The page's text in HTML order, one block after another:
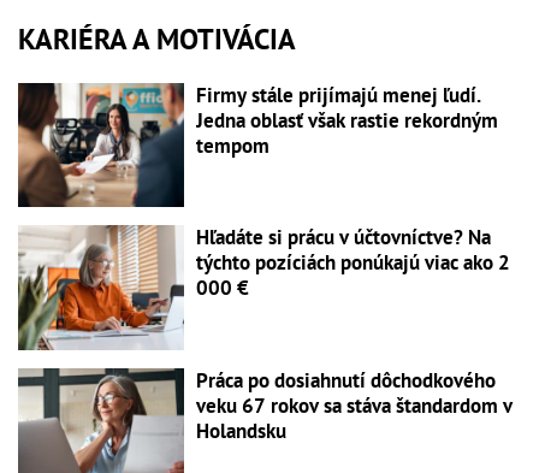
KARIÉRA A MOTIVÁCIA
Firmy stále prijímajú menej ľudí.
Jedna oblasť však rastie rekordným
tempom
Hľadáte si prácu v účtovníctve? Na
týchto pozíciách ponúkajú viac ako 2
000 €
Práca po dosiahnutí dôchodkového
veku 67 rokov sa stáva štandardom v
Holandsku